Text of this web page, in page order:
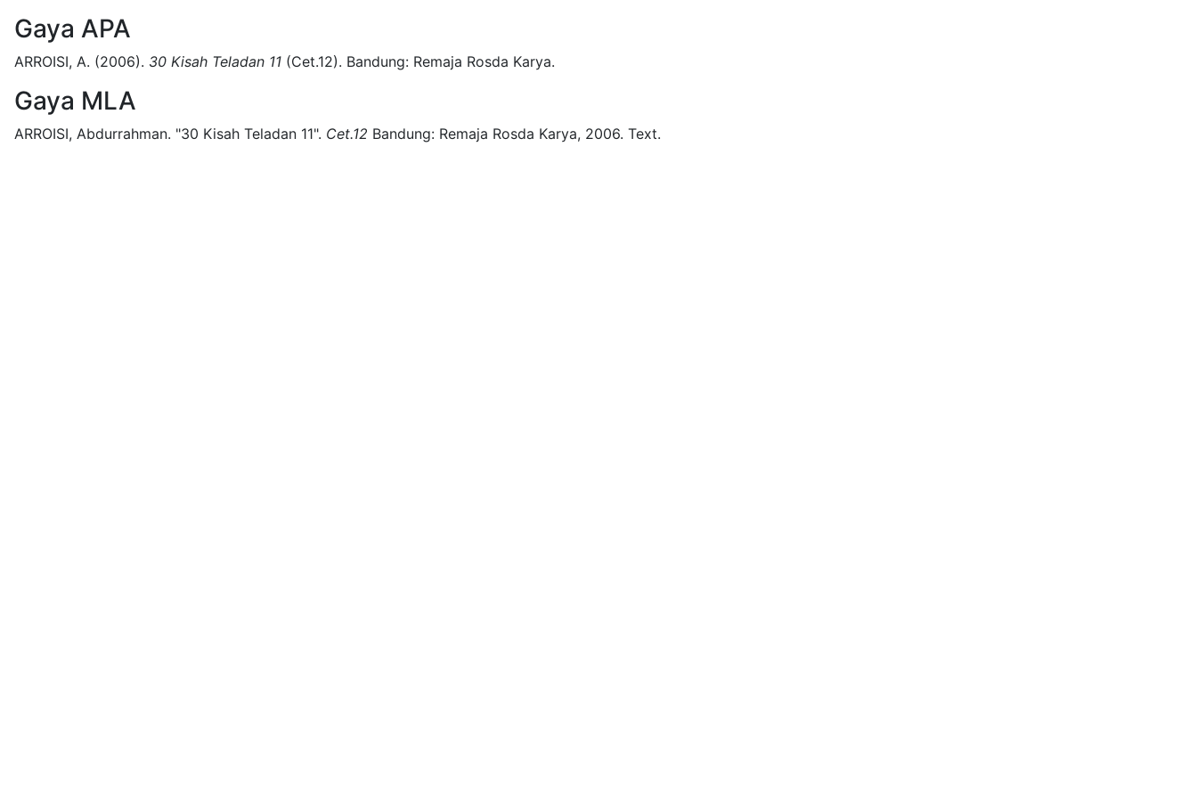
Gaya APA
ARROISI, A. (2006). 30 Kisah Teladan 11 (Cet.12). Bandung: Remaja Rosda Karya.
Gaya MLA
ARROISI, Abdurrahman. "30 Kisah Teladan 11". Cet.12 Bandung: Remaja Rosda Karya, 2006. Text.